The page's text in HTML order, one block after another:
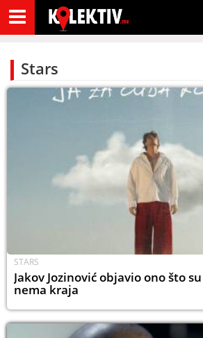
Stars
STARS
Jakov Jozinović objavio ono što
nema kraja